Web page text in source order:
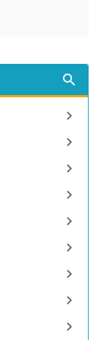









